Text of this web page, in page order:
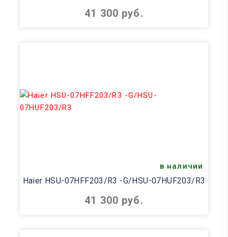
41 300 руб.
в наличии
Haier HSU-07HFF203/R3 -G/HSU-07HUF203/R3
41 300 руб.